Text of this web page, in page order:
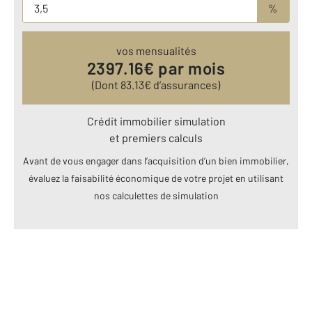
%
vos mensualités
2397.16€ par mois
(Dont 83.13€ d’assurances)
Crédit immobilier simulation
et premiers calculs
Avant de vous engager dans l’acquisition d’un bien immobilier,
évaluez la faisabilité économique de votre projet en utilisant
nos calculettes de simulation